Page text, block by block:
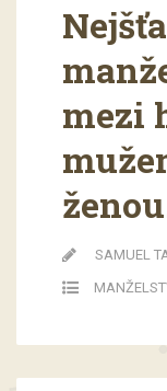
mezi
SAMUEL